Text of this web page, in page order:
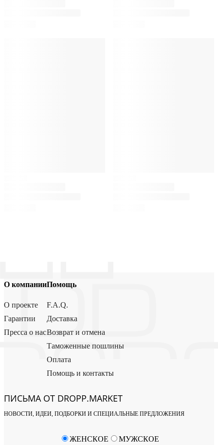
О компании
О проекте
Гарантии
Пресса о нас
Помощь
F.A.Q.
Доставка
Возврат и отмена
Таможенные пошлины
Оплата
Помощь и контакты
ПИСЬМА ОТ DROPP.MARKET
НОВОСТИ, ИДЕИ, ПОДБОРКИ И СПЕЦИАЛЬНЫЕ ПРЕДЛОЖЕНИЯ
ЖЕНСКОЕ МУЖСКОЕ